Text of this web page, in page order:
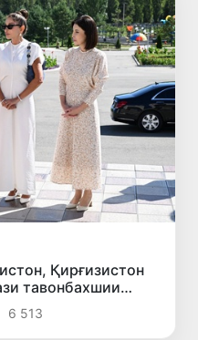
Қирғизистон
тавонбахшии
намуданд
6 513